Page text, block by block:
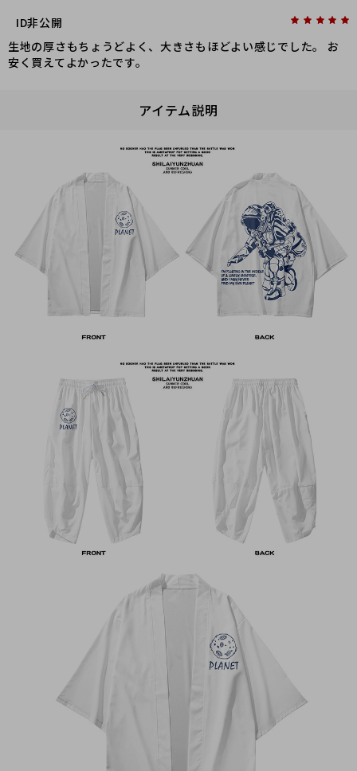
ID非公開
生地の厚さもちょうどよく、大きさもほどよい感じでした。 お
安く買えてよかったです。
アイテム説明